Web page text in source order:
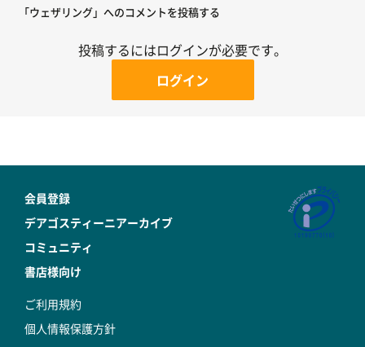
「ウェザリング」へのコメントを投稿する
投稿するにはログインが必要です。
ログイン
会員登録
デアゴスティーニアーカイブ
コミュニティ
書店様向け
ご利用規約
個人情報保護方針